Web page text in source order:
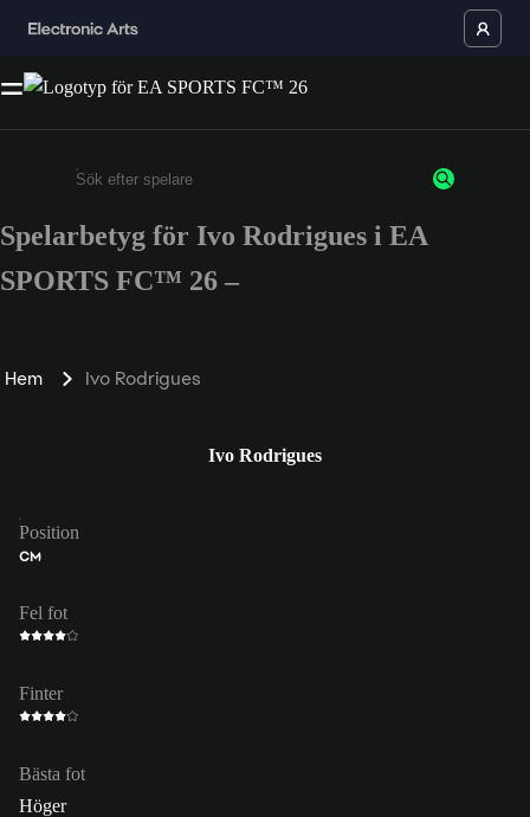
Ange minst 3 tecken eller siffror
Spelarbetyg för Ivo Rodrigues i EA
SPORTS FC™ 26 –
Hem Ivo Rodrigues
Ivo Rodrigues
Position
CM
Fel fot
Finter
Bästa fot
Höger